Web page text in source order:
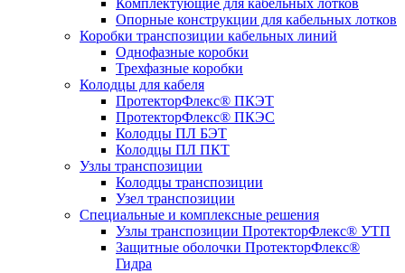
Комплектующие для кабельных лотков
Опорные конструкции для кабельных лотков
Коробки транспозиции кабельных линий
Однофазные коробки
Трехфазные коробки
Колодцы для кабеля
ПротекторФлекс® ПКЭТ
ПротекторФлекс® ПКЭС
Колодцы ПЛ БЭТ
Колодцы ПЛ ПКТ
Узлы транспозиции
Колодцы транспозиции
Узел транспозиции
Специальные и комплексные решения
Узлы транспозиции ПротекторФлекс® УТП
Защитные оболочки ПротекторФлекс®
Гидра